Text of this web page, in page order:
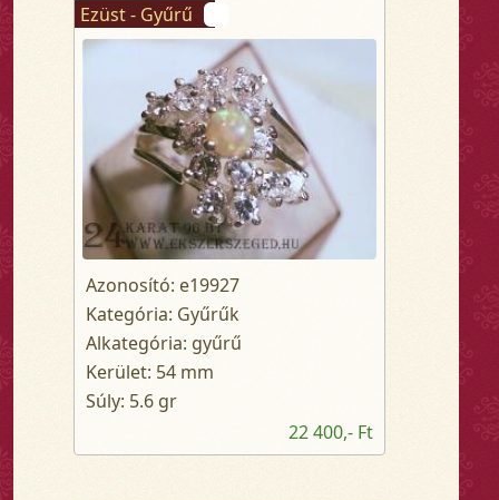
Ezüst - Gyűrű
Azonosító: e19927
Kategória: Gyűrűk
Alkategória: gyűrű
Kerület: 54 mm
Súly: 5.6 gr
22 400,- Ft